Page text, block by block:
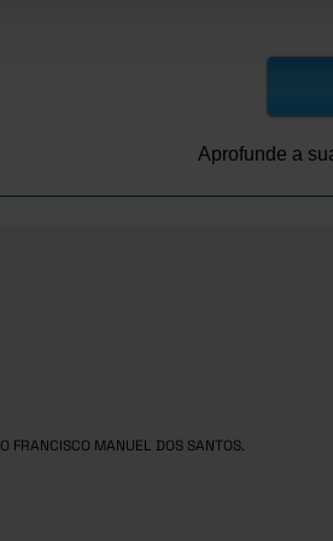
Aprofunde a
FRANCISCO MANUEL DOS SANTOS.